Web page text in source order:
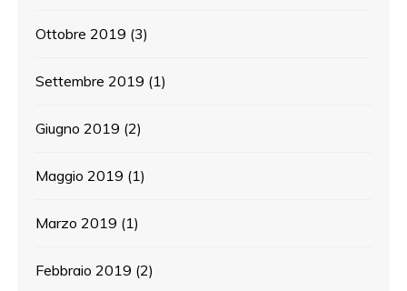
Ottobre 2019 (3)
Settembre 2019 (1)
Giugno 2019 (2)
Maggio 2019 (1)
Marzo 2019 (1)
Febbraio 2019 (2)